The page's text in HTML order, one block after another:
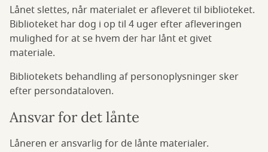
Lånet slettes, når materialet er afleveret til biblioteket.
Biblioteket har dog i op til 4 uger efter afleveringen
mulighed for at se hvem der har lånt et givet
materiale.
Bibliotekets behandling af personoplysninger sker
efter persondataloven.
Ansvar for det lånte
Låneren er ansvarlig for de lånte materialer.